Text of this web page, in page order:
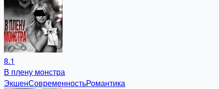
8.1
В плену монстра
ЭкшенСовременностьРомантика